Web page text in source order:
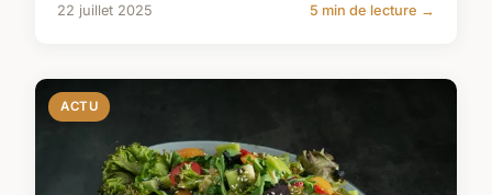
22 juillet 2025 5 min de lecture →
ACTU